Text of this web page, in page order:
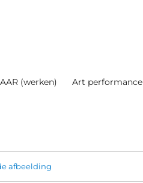
(werken) Art performance
afbeelding